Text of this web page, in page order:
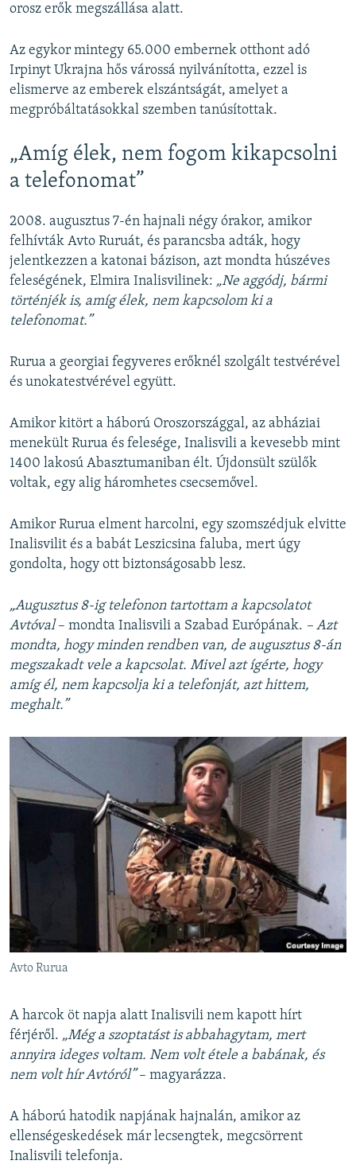
orosz erők megszállása alatt.
Az egykor mintegy 65.000 embernek otthont adó
Irpinyt Ukrajna hős várossá nyilvánította, ezzel is
elismerve az emberek elszántságát, amelyet a
megpróbáltatásokkal szemben tanúsítottak.
„Amíg élek, nem fogom kikapcsolni
a telefonomat”
2008. augusztus 7-én hajnali négy órakor, amikor
felhívták Avto Ruruát, és parancsba adták, hogy
jelentkezzen a katonai bázison, azt mondta húszéves
feleségének, Elmira Inalisvilinek: „Ne aggódj, bármi
történjék is, amíg élek, nem kapcsolom ki a
telefonomat.”
Rurua a georgiai fegyveres erőknél szolgált testvérével
és unokatestvérével együtt.
Amikor kitört a háború Oroszországgal, az abháziai
menekült Rurua és felesége, Inalisvili a kevesebb mint
1400 lakosú Abasztumaniban élt. Újdonsült szülők
voltak, egy alig háromhetes csecsemővel.
Amikor Rurua elment harcolni, egy szomszédjuk elvitte
Inalisvilit és a babát Leszicsina faluba, mert úgy
gondolta, hogy ott biztonságosabb lesz.
„Augusztus 8-ig telefonon tartottam a kapcsolatot
Avtóval– mondta Inalisvili a Szabad Európának. – Azt
mondta, hogy minden rendben van, de augusztus 8-án
megszakadt vele a kapcsolat. Mivel azt ígérte, hogy
amíg él, nem kapcsolja ki a telefonját, azt hittem,
meghalt.”
Avto Rurua
A harcok öt napja alatt Inalisvili nem kapott hírt
férjéről. „Még a szoptatást is abbahagytam, mert
annyira ideges voltam. Nem volt étele a babának, és
nem volt hír Avtóról”– magyarázza.
A háború hatodik napjának hajnalán, amikor az
ellenségeskedések már lecsengtek, megcsörrent
Inalisvili telefonja.